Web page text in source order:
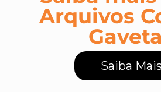
Arquivos
Saiba Mais